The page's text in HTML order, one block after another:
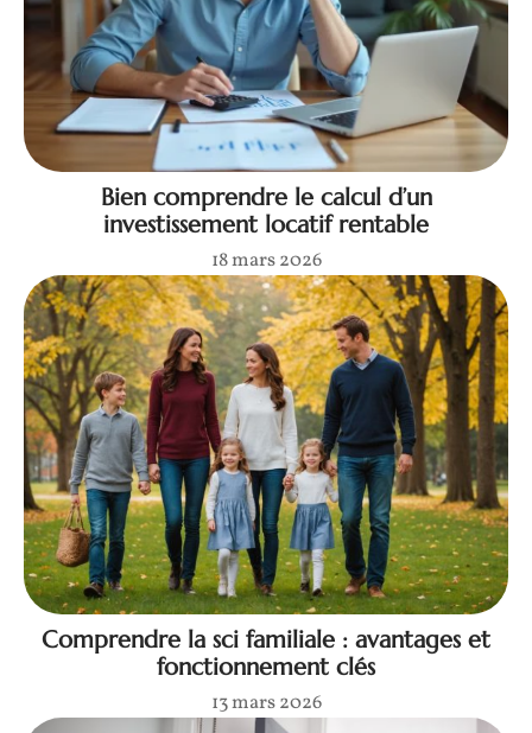
Bien comprendre le calcul d’un
investissement locatif rentable
18 mars 2026
Comprendre la sci familiale : avantages et
fonctionnement clés
13 mars 2026